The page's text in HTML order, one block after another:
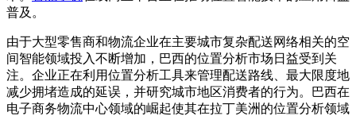
普及。
由于大型零售商和物流企业在主要城市复杂配送网络相关的空
间智能领域投入不断增加，巴西的位置分析市场日益受到关
注。企业正在利用位置分析工具来管理配送路线、最大限度地
减少拥堵造成的延误，并研究城市地区消费者的行为。巴西在
电子商务物流中心领域的崛起使其在拉丁美洲的位置分析领域